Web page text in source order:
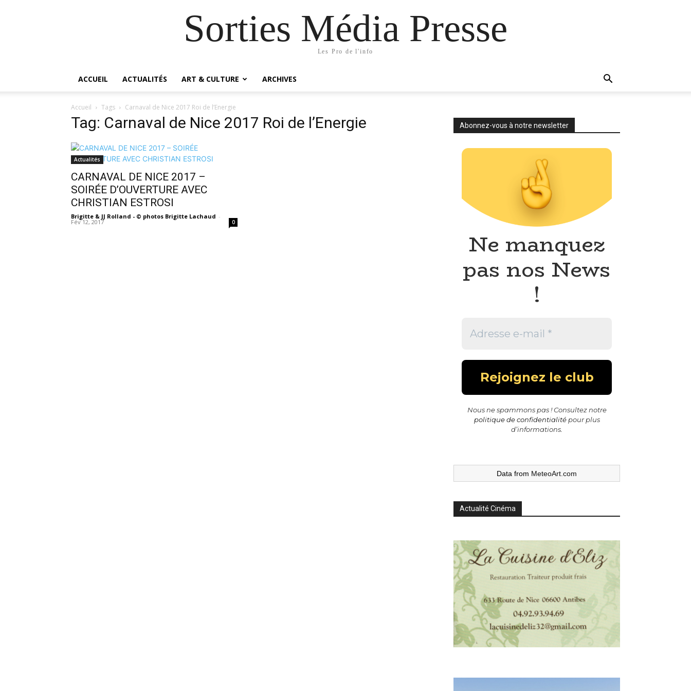
Sorties Média Presse
Les Pro de l'info
ACCUEIL ACTUALITÉS ART & CULTURE ARCHIVES
Accueil Tags Carnaval de Nice 2017 Roi de l’Energie
Tag: Carnaval de Nice 2017 Roi de l’Energie
Actualités
CARNAVAL DE NICE 2017 –
SOIRÉE D’OUVERTURE AVEC
CHRISTIAN ESTROSI
Brigitte & JJ Rolland - © photos Brigitte Lachaud -
Fév 12, 2017 0
Abonnez-vous à notre newsletter
Ne manquez
pas nos News
!
Nous ne spammons pas ! Consultez notre
politique de confidentialitépour plus
d’informations.
Data from MeteoArt.com
Actualité Cinéma